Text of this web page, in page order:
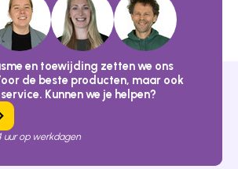
en toewijding zetten we ons
de beste producten, maar ook
Kunnen we je helpen?
uur op werkdagen